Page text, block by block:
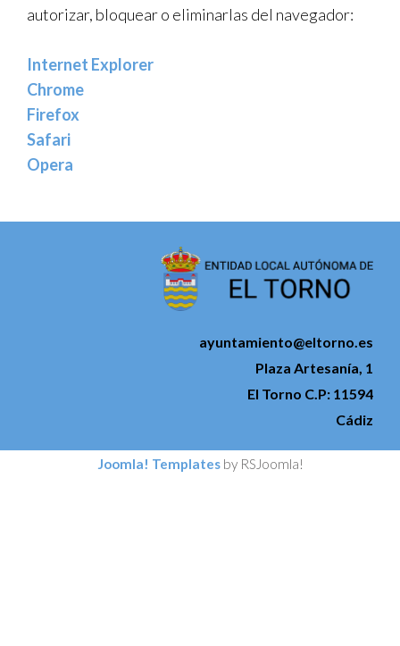
autorizar, bloquear o eliminarlas del navegador:
Internet Explorer
Chrome
Firefox
Safari
Opera
ayuntamiento@eltorno.es
Plaza Artesanía, 1
El Torno C.P: 11594
Cádiz
Joomla! Templatesby RSJoomla!